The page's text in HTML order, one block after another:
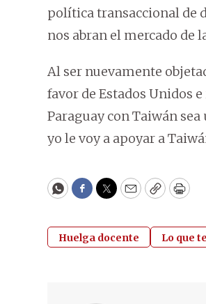
política transaccional de
nos abran el mercado de
Al ser nuevamente
favor de Estados Unidos
Paraguay con Taiwán
yo le voy a apoyar a
WhatsApp
Facebook
Twitter
EmailCopyPrint
Huelga docente Lo que